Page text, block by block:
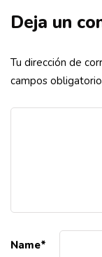
Deja un
Tu dirección de
campos
Name*